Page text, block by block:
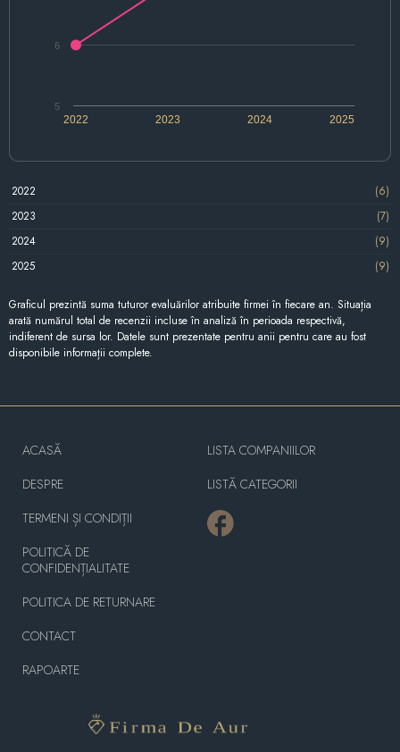
2022 2024
2023 2025
5
6
2022
(6)
2023
(7)
2024
(9)
2025
(9)
Graficul prezintă suma tuturor evaluărilor atribuite firmei în fiecare an. Situația
arată numărul total de recenzii incluse în analiză în perioada respectivă,
indiferent de sursa lor. Datele sunt prezentate pentru anii pentru care au fost
disponibile informații complete.
ACASĂ
DESPRE
TERMENI ȘI CONDIȚII
POLITICĂ DE
CONFIDENȚIALITATE
POLITICA DE RETURNARE
CONTACT
RAPOARTE
LISTA COMPANIILOR
LISTĂ CATEGORII